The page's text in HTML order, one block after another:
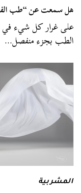
هل سمعت عن “طب
على غرار كل شيء في
الطب بجزء منفصل…
المشربية